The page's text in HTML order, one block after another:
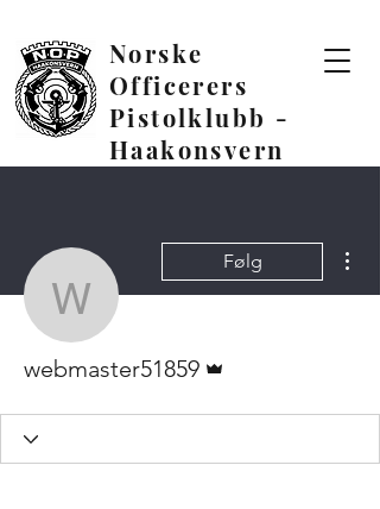
Norske
Officerers
Pistolklubb -
Haakonsvern
webmaster51859
Følg
webmaster51859